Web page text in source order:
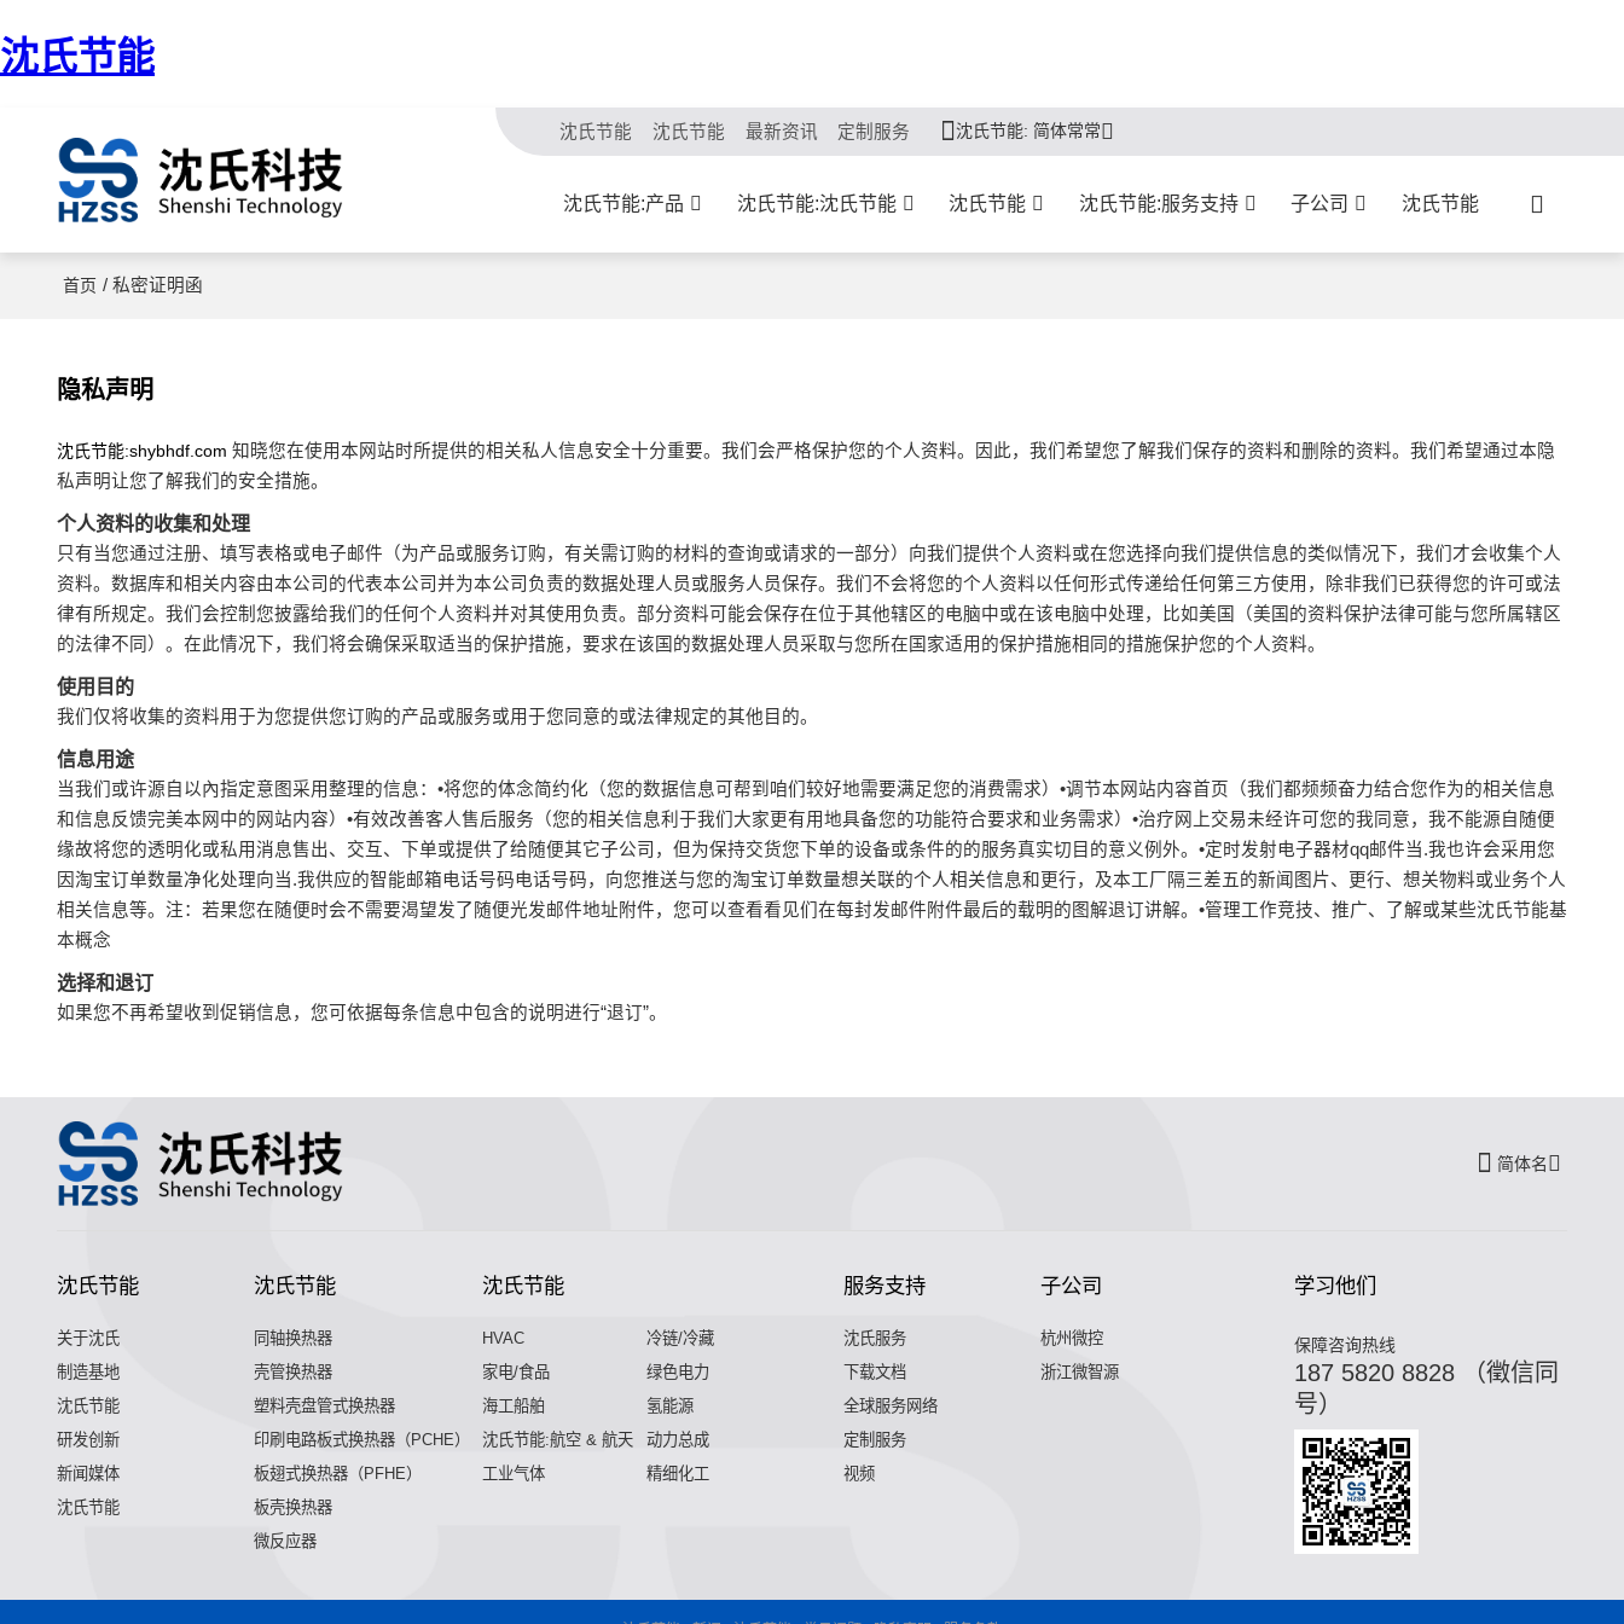
沈氏节能
沈氏节能 沈氏节能 最新资讯 定制服务 沈氏节能: 简体常常
沈氏节能:产品 沈氏节能:沈氏节能 沈氏节能 沈氏节能:服务支持 子公司 沈氏节能
首页 / 私密证明函
隐私声明
沈氏节能:shybhdf.com 知晓您在使用本网站时所提供的相关私人信息安全十分重要。我们会严格保护您的个人资料。因此，我们希望您了解我们保存的资料和删除的资料。我们希望通过本隐
私声明让您了解我们的安全措施。
个人资料的收集和处理
只有当您通过注册、填写表格或电子邮件（为产品或服务订购，有关需订购的材料的查询或请求的一部分）向我们提供个人资料或在您选择向我们提供信息的类似情况下，我们才会收集个人
资料。数据库和相关内容由本公司的代表本公司并为本公司负责的数据处理人员或服务人员保存。我们不会将您的个人资料以任何形式传递给任何第三方使用，除非我们已获得您的许可或法
律有所规定。我们会控制您披露给我们的任何个人资料并对其使用负责。部分资料可能会保存在位于其他辖区的电脑中或在该电脑中处理，比如美国（美国的资料保护法律可能与您所属辖区
的法律不同）。在此情况下，我们将会确保采取适当的保护措施，要求在该国的数据处理人员采取与您所在国家适用的保护措施相同的措施保护您的个人资料。
使用目的
我们仅将收集的资料用于为您提供您订购的产品或服务或用于您同意的或法律规定的其他目的。
信息用途
当我们或许源自以內指定意图采用整理的信息：•将您的体念简约化（您的数据信息可帮到咱们较好地需要满足您的消费需求）•调节本网站内容首页（我们都频频奋力结合您作为的相关信息
和信息反馈完美本网中的网站内容）•有效改善客人售后服务（您的相关信息利于我们大家更有用地具备您的功能符合要求和业务需求）•治疗网上交易未经许可您的我同意，我不能源自随便
缘故将您的透明化或私用消息售出、交互、下单或提供了给随便其它子公司，但为保持交货您下单的设备或条件的的服务真实切目的意义例外。•定时发射电子器材qq邮件当.我也许会采用您
因淘宝订单数量净化处理向当.我供应的智能邮箱电话号码电话号码，向您推送与您的淘宝订单数量想关联的个人相关信息和更行，及本工厂隔三差五的新闻图片、更行、想关物料或业务个人
相关信息等。注：若果您在随便时会不需要渴望发了随便光发邮件地址附件，您可以查看看见们在每封发邮件附件最后的载明的图解退订讲解。•管理工作竞技、推广、了解或某些沈氏节能基
本概念
选择和退订
如果您不再希望收到促销信息，您可依据每条信息中包含的说明进行“退订”。
简体名
沈氏节能
关于沈氏
制造基地
沈氏节能
研发创新
新闻媒体
沈氏节能
沈氏节能
同轴换热器
壳管换热器
塑料壳盘管式换热器
印刷电路板式换热器（PCHE）
板翅式换热器（PFHE）
板壳换热器
微反应器
沈氏节能
HVAC
冷链/冷藏
家电/食品
绿色电力
海工船舶
氢能源
沈氏节能:航空 & 航天
动力总成
工业气体
精细化工
服务支持
沈氏服务
下载文档
全球服务网络
定制服务
视频
子公司
杭州微控
浙江微智源
学习他们
保障咨询热线
187 5820 8828 （徵信同
号）